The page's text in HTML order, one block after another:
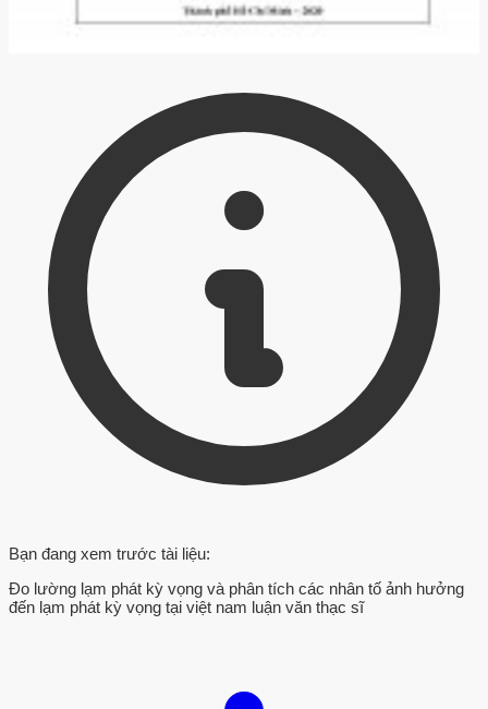
Bạn đang xem trước tài liệu:
Đo lường lạm phát kỳ vọng và phân tích các nhân tố ảnh hưởng
đến lạm phát kỳ vọng tại việt nam luận văn thạc sĩ